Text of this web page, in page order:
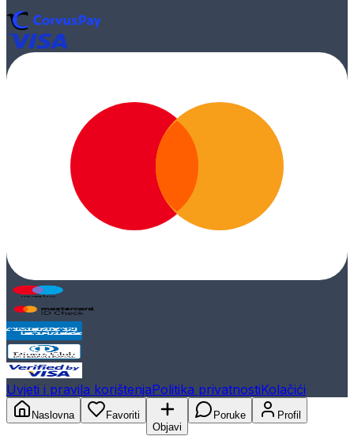
Uvjeti i pravila korištenjaPolitika privatnostiKolačići
Naslovna
Favoriti
Objavi
Poruke Profil